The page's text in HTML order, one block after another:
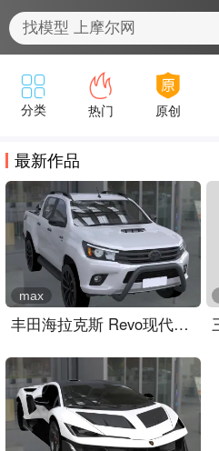
最新作品
丰田海拉克斯 Revo现代越野皮卡
max